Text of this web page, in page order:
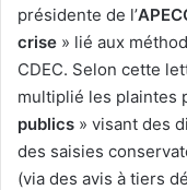
présidente de l’
crise » lié aux
CDEC. Selon cette
multiplié les plaintes
publics » visant des
des saisies
(via des avis à tiers